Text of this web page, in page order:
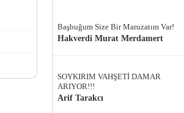
Başbuğum Size Bir Maruzatım Var!
Hakverdi Murat Merdamert
SOYKIRIM VAHŞETİ DAMAR
ARIYOR!!!
Arif Tarakcı